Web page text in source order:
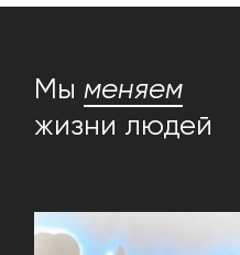
Мыменяем
жизни людей